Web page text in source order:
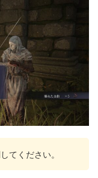
てください。